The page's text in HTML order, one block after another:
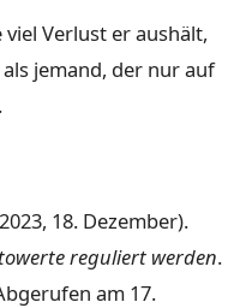
viel Verlust er aushält,
jemand, der nur auf
18. Dezember).
reguliert werden.
am 17.